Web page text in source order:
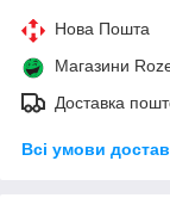
Нова Пошта
Магазини
Доставка
Всі умови